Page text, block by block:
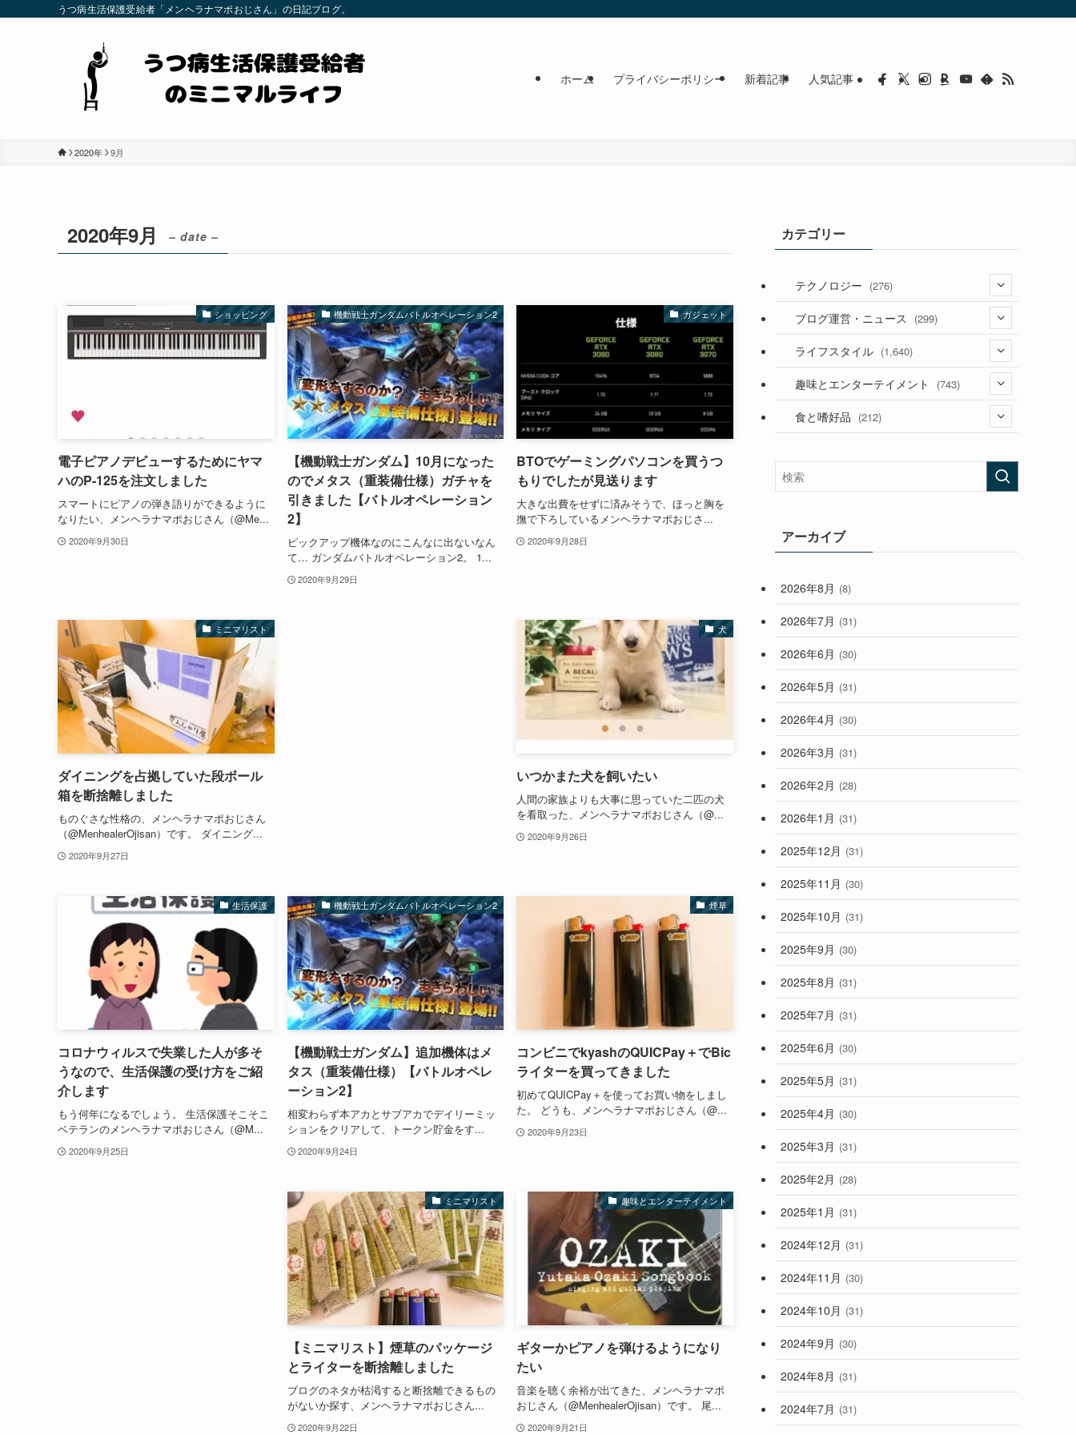
うつ病生活保護受給者「メンヘラナマポおじさん」の日記ブログ。
ホーム プライバシーポリシー 新着記事 人気記事
2020年 9月
2020年9月 – date –
ショッピング
電子ピアノデビューするためにヤマ
ハのP-125を注文しました
スマートにピアノの弾き語りができるように
なりたい、メンヘラナマポおじさん（@Me...
2020年9月30日
機動戦士ガンダムバトルオペレーション2
【機動戦士ガンダム】10月になった
のでメタス（重装備仕様）ガチャを
引きました【バトルオペレーション
2】
ピックアップ機体なのにこんなに出ないなん
て… ガンダムバトルオペレーション2。 1...
2020年9月29日
ガジェット
BTOでゲーミングパソコンを買うつ
もりでしたが見送ります
大きな出費をせずに済みそうで、ほっと胸を
撫で下ろしているメンヘラナマポおじさ...
2020年9月28日
ミニマリスト
ダイニングを占拠していた段ボール
箱を断捨離しました
ものぐさな性格の、メンヘラナマポおじさん
（@MenhealerOjisan）です。 ダイニング...
2020年9月27日
犬
いつかまた犬を飼いたい
人間の家族よりも大事に思っていた二匹の犬
を看取った、メンヘラナマポおじさん（@...
2020年9月26日
生活保護
コロナウィルスで失業した人が多そ
うなので、生活保護の受け方をご紹
介します
もう何年になるでしょう。 生活保護そこそこ
ベテランのメンヘラナマポおじさん（@M...
2020年9月25日
機動戦士ガンダムバトルオペレーション2
【機動戦士ガンダム】追加機体はメ
タス（重装備仕様）【バトルオペレ
ーション2】
相変わらず本アカとサブアカでデイリーミッ
ションをクリアして、トークン貯金をす...
2020年9月24日
煙草
コンビニでkyashのQUICPay＋でBic
ライターを買ってきました
初めてQUICPay＋を使ってお買い物をしまし
た。 どうも、メンヘラナマポおじさん（@...
2020年9月23日
ミニマリスト
【ミニマリスト】煙草のパッケージ
とライターを断捨離しました
ブログのネタが枯渇すると断捨離できるもの
がないか探す、メンヘラナマポおじさん...
2020年9月22日
趣味とエンターテイメント
ギターかピアノを弾けるようになり
たい
音楽を聴く余裕が出てきた、メンヘラナマポ
おじさん（@MenhealerOjisan）です。 尾...
2020年9月21日
カテゴリー
テクノロジー (276)
(36)
(187)
(53)
ブログ運営・ニュース (299)
(118)
(181)
ライフスタイル (1,640)
(395)
(282)
(33)
(248)
趣味とエンターテイメント (743)
(56)
(473)
食と嗜好品 (212)
アーカイブ
2026年8月 (8)
2026年7月 (31)
2026年6月 (30)
2026年5月 (31)
2026年4月 (30)
2026年3月 (31)
2026年2月 (28)
2026年1月 (31)
2025年12月 (31)
2025年11月 (30)
2025年10月 (31)
2025年9月 (30)
2025年8月 (31)
2025年7月 (31)
2025年6月 (30)
2025年5月 (31)
2025年4月 (30)
2025年3月 (31)
2025年2月 (28)
2025年1月 (31)
2024年12月 (31)
2024年11月 (30)
2024年10月 (31)
2024年9月 (30)
2024年8月 (31)
2024年7月 (31)